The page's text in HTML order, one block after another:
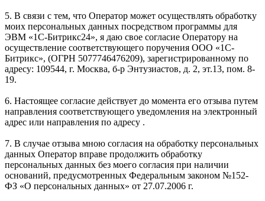
5. В связи с тем, что Оператор может осуществлять обработку
моих персональных данных посредством программы для
ЭВМ «1С-Битрикс24», я даю свое согласие Оператору на
осуществление соответствующего поручения ООО «1С-
Битрикс», (ОГРН 5077746476209), зарегистрированному по
адресу: 109544, г. Москва, б-р Энтузиастов, д. 2, эт.13, пом. 8-
19.
6. Настоящее согласие действует до момента его отзыва путем
направления соответствующего уведомления на электронный
адрес или направления по адресу .
7. В случае отзыва мною согласия на обработку персональных
данных Оператор вправе продолжить обработку
персональных данных без моего согласия при наличии
оснований, предусмотренных Федеральным законом №152-
ФЗ «О персональных данных» от 27.07.2006 г.